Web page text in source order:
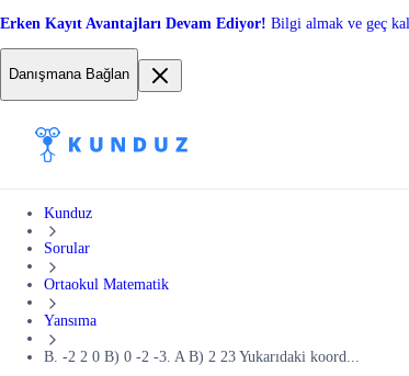
Erken Kayıt Avantajları Devam Ediyor! Bilgi almak ve geç
Danışmana Bağlan
Kunduz
Sorular
Ortaokul Matematik
Yansıma
B. -2 2 0 B) 0 -2 -3. A B) 2 23 Yukarıdaki koord...